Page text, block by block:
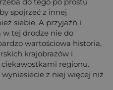
spojrzeć z innej
siebie. A przyjaźń i
w tej drodze nie do
wartościowa historia,
krajobrazów i
regionu.
z niej więcej niż